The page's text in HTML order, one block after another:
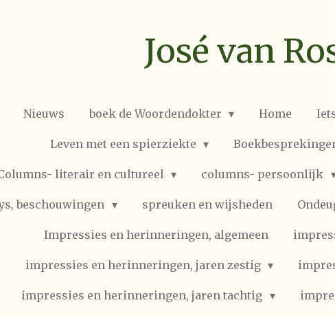
José van
Nieuws boek de Woordendokter Home
Leven met een spierziekte
literair en cultureel columns- persoonlijk
beschouwingen spreuken en wijsheden
Impressies en herinneringen, algemeen
impressies en herinneringen, jaren zestig
impressies en herinneringen, jaren tachtig